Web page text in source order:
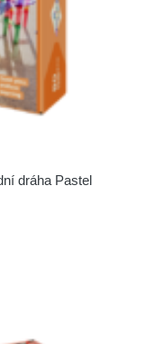
dráha Pastel